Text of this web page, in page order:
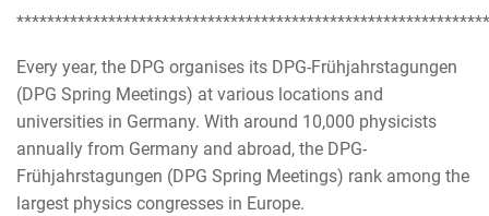
Every year, the DPG organises its DPG-Frühjahrstagungen
(DPG Spring Meetings) at various locations and
universities in Germany. With around 10,000 physicists
annually from Germany and abroad, the DPG-
Frühjahrstagungen (DPG Spring Meetings) rank among the
largest physics congresses in Europe.